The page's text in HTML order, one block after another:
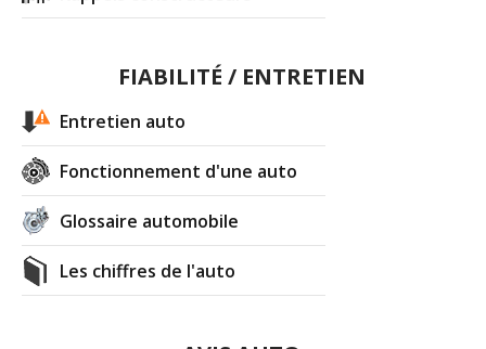
FIABILITÉ / ENTRETIEN
Entretien auto
Fonctionnement d'une auto
Glossaire automobile
Les chiffres de l'auto